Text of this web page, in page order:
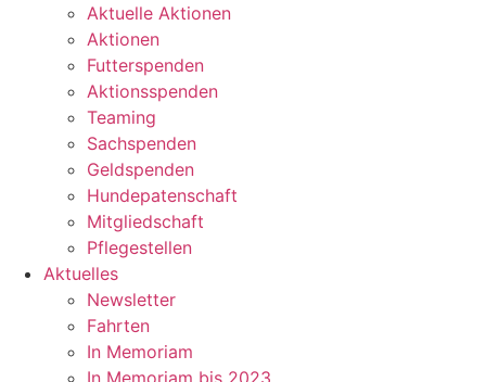
Aktuelle Aktionen
Aktionen
Futterspenden
Aktionsspenden
Teaming
Sachspenden
Geldspenden
Hundepatenschaft
Mitgliedschaft
Pflegestellen
Aktuelles
Newsletter
Fahrten
In Memoriam